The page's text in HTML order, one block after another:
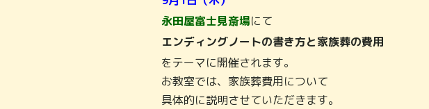
永田屋富士見斎場にて
エンディングノートの書き方と家族葬の費用
をテーマに開催されます。
お教室では、家族葬費用について
具体的に説明させていただきます。